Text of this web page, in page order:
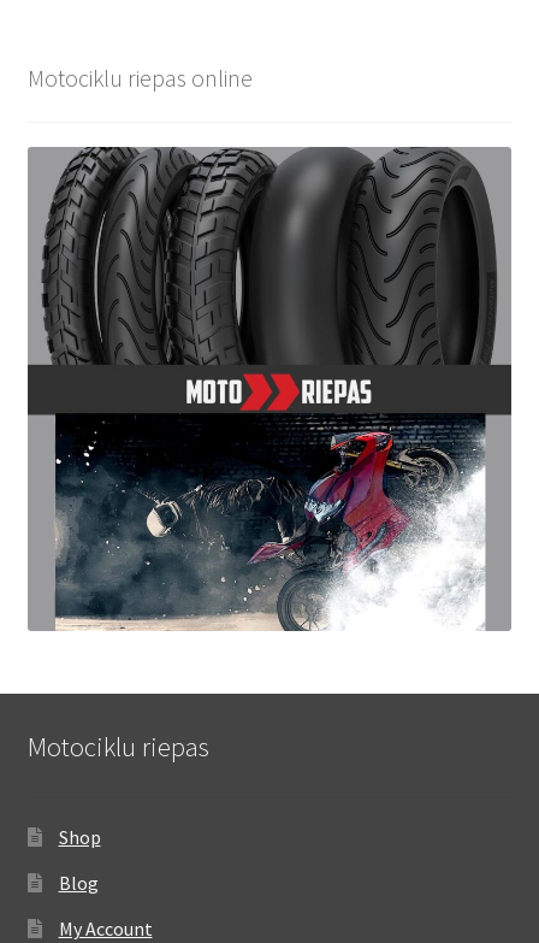
Motociklu riepas online
Motociklu riepas
Shop
Blog
My Account